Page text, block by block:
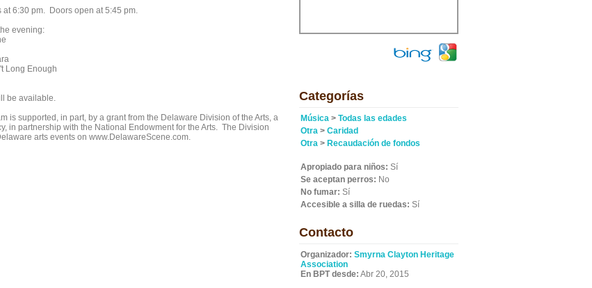
at 6:30 pm. Doors open at 5:45 pm.
evening:
Long Enough
be available.
is supported, in part, by a grant from the Delaware Division of the Arts, a
in partnership with the National Endowment for the Arts. The Division
arts events on www.DelawareScene.com.
Categorías
Música > Todas las edades
Otra > Caridad
Otra > Recaudación de fondos
Apropiado para niños: Sí
Se aceptan perros: No
No fumar: Sí
Accesible a silla de ruedas: Sí
Contacto
Organizador: Smyrna Clayton Heritage
Association
En BPT desde: Abr 20, 2015